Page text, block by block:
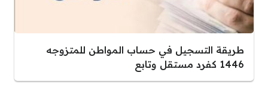
طريقة التسجيل في حساب المواطن للمتزوجه
1446 كفرد مستقل وتابع